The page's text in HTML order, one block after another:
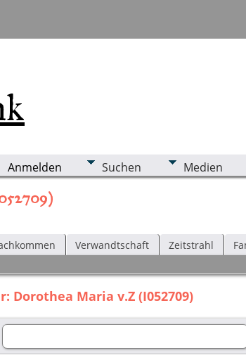
Anmelden Suchen Medien
Verwandtschaft Zeitstrahl
Dorothea Maria v.Z (I052709)